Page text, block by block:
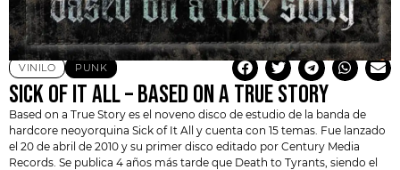
VINILO PUNK
SICK OF IT ALL – BASED ON A TRUE STORY
Based on a True Story es el noveno disco de estudio de la banda de
hardcore neoyorquina Sick of It All
y cuenta con 15 temas. Fue lanzado
el 20 de abril de 2010 y su primer disco editado por Century Media
Records. Se publica 4 años más tarde que Death to Tyrants, siendo el